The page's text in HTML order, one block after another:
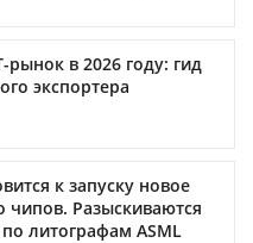
рынок в 2026 году: гид
экспортера
к запуску новое
чипов. Разыскиваются
литографам ASML